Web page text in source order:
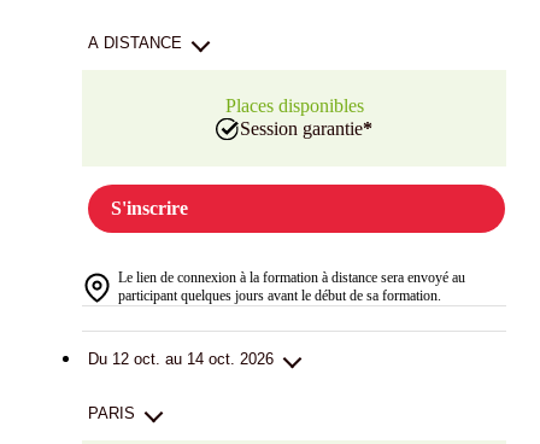
A DISTANCE
Places disponibles
Session garantie*
S'inscrire
Le lien de connexion à la formation à distance sera envoyé au
participant quelques jours avant le début de sa formation.
Du 12 oct. au 14 oct. 2026
PARIS